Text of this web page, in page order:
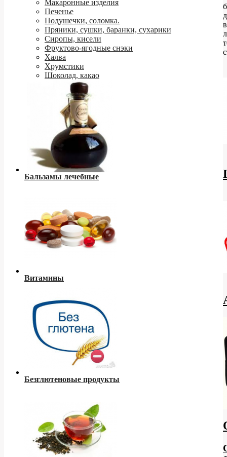
Макаронные изделия
Печенье
Подушечки, соломка.
Пряники, сушки, баранки, сухарики
Сиропы, кисели
Фруктово-ягодные снэки
Халва
Хрумстики
Шоколад, какао
Бальзамы лечебные
Витамины
Безглютеновые продукты
в